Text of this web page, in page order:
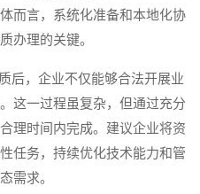
而言，系统化准备和本地化协
办理的关键。
，企业不仅能够合法开展业
这一过程虽复杂，但通过充分
理时间内完成。建议企业将资
任务，持续优化技术能力和管
需求。